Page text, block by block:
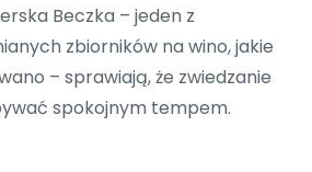
Beczka – jeden z
zbiorników na wino, jakie
– sprawiają, że zwiedzanie
spokojnym tempem.